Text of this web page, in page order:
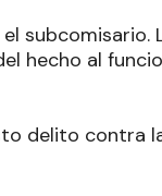
hecho al
delito contra